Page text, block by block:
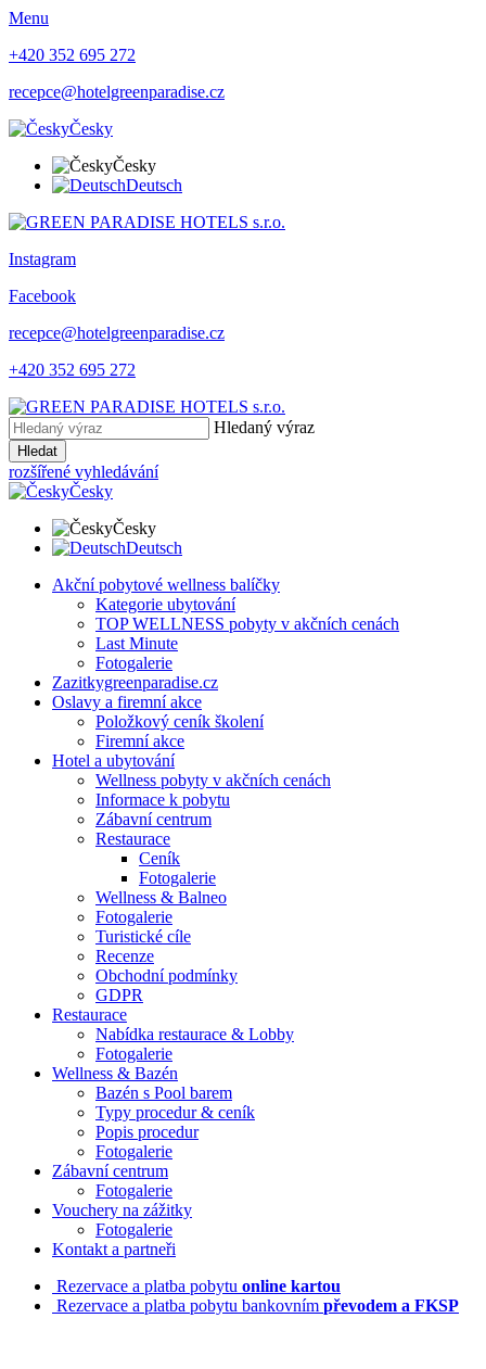
Menu
+420 352 695 272
recepce@hotelgreenparadise.cz
Česky
Česky
Deutsch
Instagram
Facebook
recepce@hotelgreenparadise.cz
+420 352 695 272
Hledaný výraz
Hledat
rozšířené vyhledávání
Česky
Česky
Deutsch
Akční pobytové wellness balíčky
Kategorie ubytování
TOP WELLNESS pobyty v akčních cenách
Last Minute
Fotogalerie
Zazitkygreenparadise.cz
Oslavy a firemní akce
Položkový ceník školení
Firemní akce
Hotel a ubytování
Wellness pobyty v akčních cenách
Informace k pobytu
Zábavní centrum
Restaurace
Ceník
Fotogalerie
Wellness & Balneo
Fotogalerie
Turistické cíle
Recenze
Obchodní podmínky
GDPR
Restaurace
Nabídka restaurace & Lobby
Fotogalerie
Wellness & Bazén
Bazén s Pool barem
Typy procedur & ceník
Popis procedur
Fotogalerie
Zábavní centrum
Fotogalerie
Vouchery na zážitky
Fotogalerie
Kontakt a partneři
Rezervace a platba pobytu online kartou
Rezervace a platba pobytu bankovním převodem a FKSP